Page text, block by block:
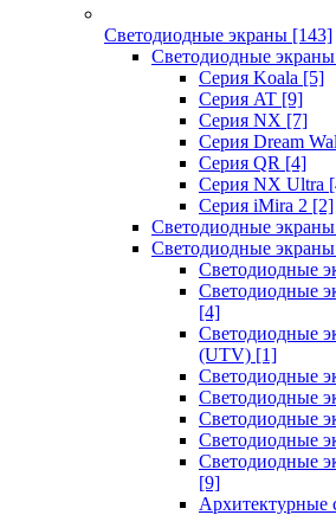
Светодиодные экраны [143]
Светодиодные
Cерия Koala [5]
Серия AT [9]
Серия NX [7]
Серия Dream
Серия QR [4]
Серия NX Ultra
Серия iMira 2 [2]
Светодиодные
Светодиодные
Светодиодные
Светодиодные
[4]
Светодиодные
(UTV) [1]
Светодиодные
Светодиодные
Светодиодные
Светодиодные
Светодиодные
[9]
Архитектурные